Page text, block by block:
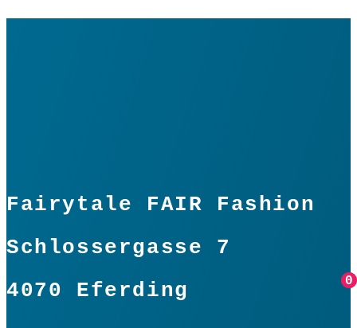
0
0
Fairytale FAIR Fashion
Schlossergasse 7
4070 Eferding